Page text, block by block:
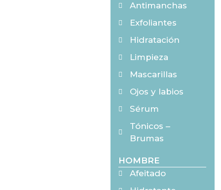
Antimanchas
Exfoliantes
Hidratación
Limpieza
Mascarillas
Ojos y labios
Sérum
Tónicos –
Brumas
HOMBRE
Afeitado